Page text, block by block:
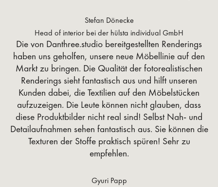
Stefan Dönecke
Head of interior bei der hülsta individual GmbH
Die von Danthree.studio bereitgestellten Renderings
haben uns geholfen, unsere neue Möbellinie auf den
Markt zu bringen. Die Qualität der fotorealistischen
Renderings sieht fantastisch aus und hilft unseren
Kunden dabei, die Textilien auf den Möbelstücken
aufzuzeigen. Die Leute können nicht glauben, dass
diese Produktbilder nicht real sind! Selbst Nah- und
Detailaufnahmen sehen fantastisch aus. Sie können die
Texturen der Stoffe praktisch spüren! Sehr zu
empfehlen.
Gyuri Papp